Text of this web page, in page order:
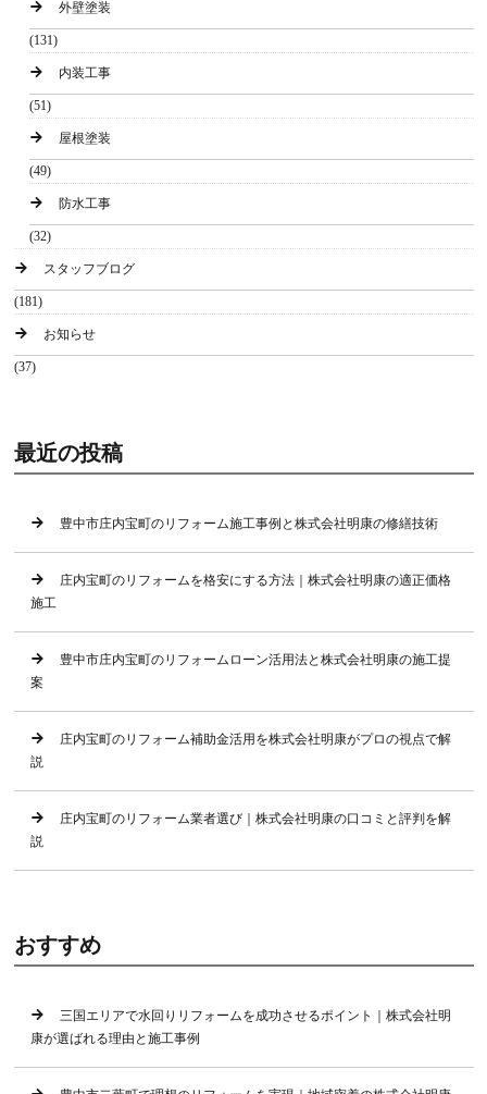
外壁塗装
(131)
内装工事
(51)
屋根塗装
(49)
防水工事
(32)
スタッフブログ
(181)
お知らせ
(37)
最近の投稿
豊中市庄内宝町のリフォーム施工事例と株式会社明康の修繕技術
庄内宝町のリフォームを格安にする方法｜株式会社明康の適正価格
施工
豊中市庄内宝町のリフォームローン活用法と株式会社明康の施工提
案
庄内宝町のリフォーム補助金活用を株式会社明康がプロの視点で解
説
庄内宝町のリフォーム業者選び｜株式会社明康の口コミと評判を解
説
おすすめ
三国エリアで水回りリフォームを成功させるポイント｜株式会社明
康が選ばれる理由と施工事例